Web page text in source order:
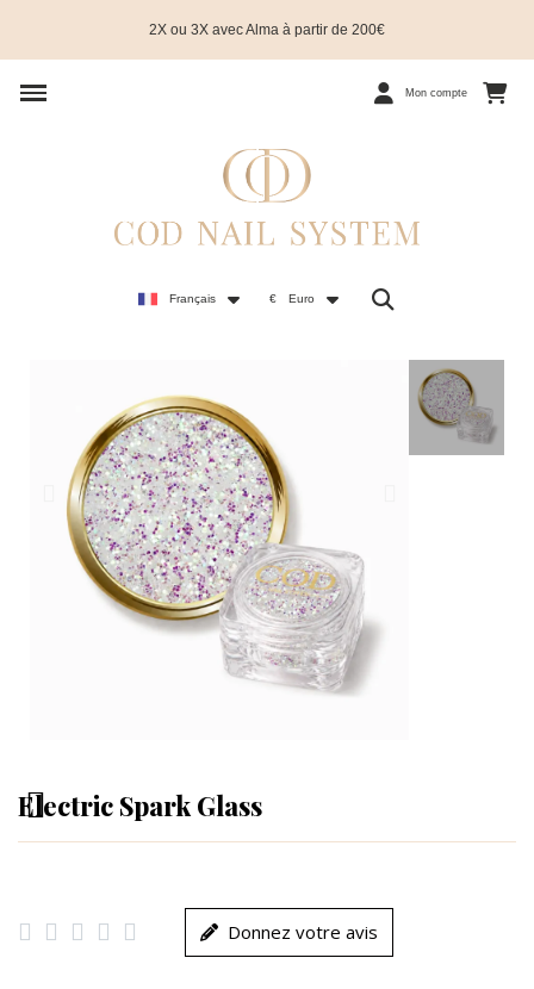
2X ou 3X avec Alma à partir de 200€
Mon compte
Français € Euro
Electric Spark Glass
     Donnez votre avis